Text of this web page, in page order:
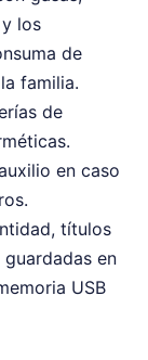
los
de
familia.
de
en caso
títulos
en
USB